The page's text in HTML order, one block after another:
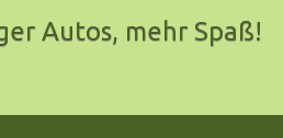
Autos, mehr Spaß!